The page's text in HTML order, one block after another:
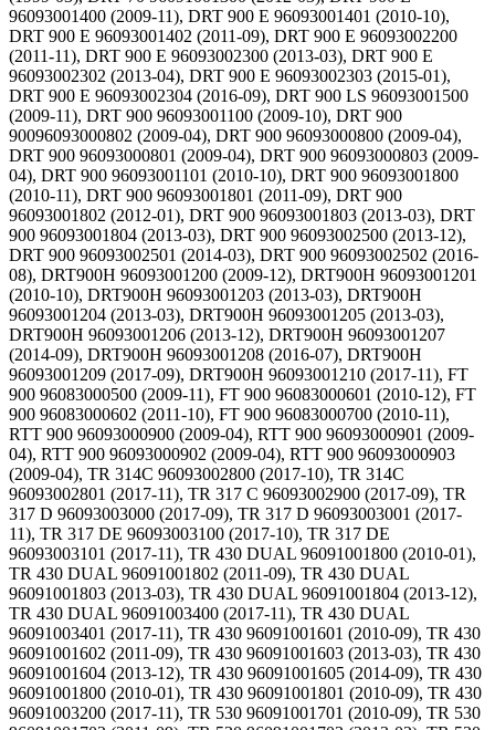
96093001400 (2009-11), DRT 900 E 96093001401 (2010-10),
DRT 900 E 96093001402 (2011-09), DRT 900 E 96093002200
(2011-11), DRT 900 E 96093002300 (2013-03), DRT 900 E
96093002302 (2013-04), DRT 900 E 96093002303 (2015-01),
DRT 900 E 96093002304 (2016-09), DRT 900 LS 96093001500
(2009-11), DRT 900 96093001100 (2009-10), DRT 900
90096093000802 (2009-04), DRT 900 96093000800 (2009-04),
DRT 900 96093000801 (2009-04), DRT 900 96093000803 (2009-
04), DRT 900 96093001101 (2010-10), DRT 900 96093001800
(2010-11), DRT 900 96093001801 (2011-09), DRT 900
96093001802 (2012-01), DRT 900 96093001803 (2013-03), DRT
900 96093001804 (2013-03), DRT 900 96093002500 (2013-12),
DRT 900 96093002501 (2014-03), DRT 900 96093002502 (2016-
08), DRT900H 96093001200 (2009-12), DRT900H 96093001201
(2010-10), DRT900H 96093001203 (2013-03), DRT900H
96093001204 (2013-03), DRT900H 96093001205 (2013-03),
DRT900H 96093001206 (2013-12), DRT900H 96093001207
(2014-09), DRT900H 96093001208 (2016-07), DRT900H
96093001209 (2017-09), DRT900H 96093001210 (2017-11), FT
900 96083000500 (2009-11), FT 900 96083000601 (2010-12), FT
900 96083000602 (2011-10), FT 900 96083000700 (2010-11),
RTT 900 96093000900 (2009-04), RTT 900 96093000901 (2009-
04), RTT 900 96093000902 (2009-04), RTT 900 96093000903
(2009-04), TR 314C 96093002800 (2017-10), TR 314C
96093002801 (2017-11), TR 317 C 96093002900 (2017-09), TR
317 D 96093003000 (2017-09), TR 317 D 96093003001 (2017-
11), TR 317 DE 96093003100 (2017-10), TR 317 DE
96093003101 (2017-11), TR 430 DUAL 96091001800 (2010-01),
TR 430 DUAL 96091001802 (2011-09), TR 430 DUAL
96091001803 (2013-03), TR 430 DUAL 96091001804 (2013-12),
TR 430 DUAL 96091003400 (2017-11), TR 430 DUAL
96091003401 (2017-11), TR 430 96091001601 (2010-09), TR 430
96091001602 (2011-09), TR 430 96091001603 (2013-03), TR 430
96091001604 (2013-12), TR 430 96091001605 (2014-09), TR 430
96091001800 (2010-01), TR 430 96091001801 (2010-09), TR 430
96091003200 (2017-11), TR 530 96091001701 (2010-09), TR 530